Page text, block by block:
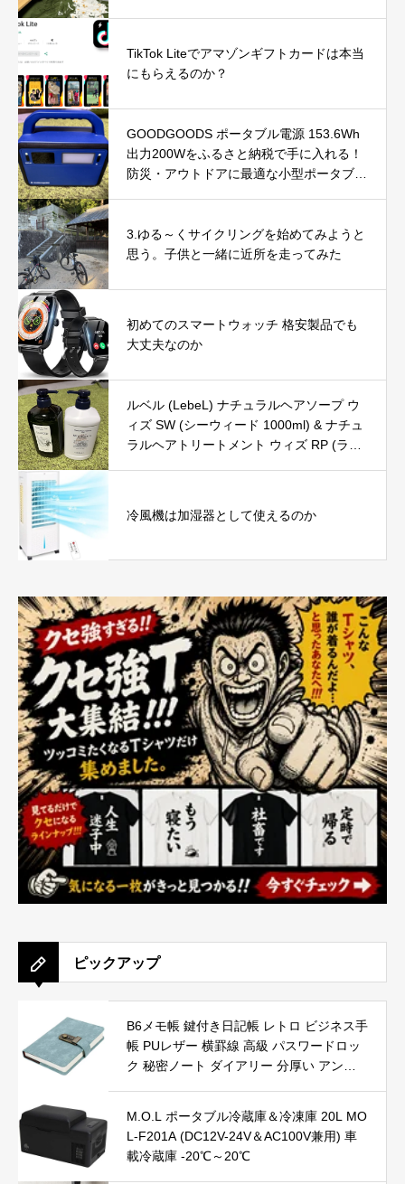
TikTok Liteでアマゾンギフトカードは本当
にもらえるのか？
GOODGOODS ポータブル電源 153.6Wh
出力200Wをふるさと納税で手に入れる！
防災・アウトドアに最適な小型ポータブル
3.ゆる～くサイクリングを始めてみようと
思う。子供と一緒に近所を走ってみた
初めてのスマートウォッチ 格安製品でも
大丈夫なのか
ルベル (LebeL) ナチュラルヘアソープ ウ
ィズ SW (シーウィード 1000ml) & ナチュ
ラルヘアトリートメント ウィズ RP (ライ
冷風機は加湿器として使えるのか
ピックアップ
B6メモ帳 鍵付き日記帳 レトロ ビジネス手
帳 PUレザー 横罫線 高級 パスワードロッ
ク 秘密ノート ダイアリー 分厚い アンテ
M.O.L ポータブル冷蔵庫＆冷凍庫 20L MO
L-F201A (DC12V-24V＆AC100V兼用) 車
載冷蔵庫 -20℃～20℃